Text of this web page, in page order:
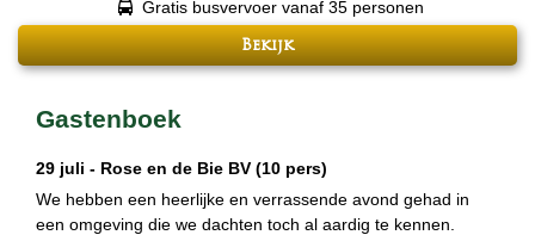
Gratis busvervoer vanaf 35 personen
Bekijk
Gastenboek
29 juli - Rose en de Bie BV (10 pers)
We hebben een heerlijke en verrassende avond gehad in
een omgeving die we dachten toch al aardig te kennen.